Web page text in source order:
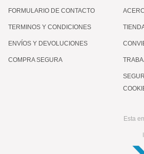
FORMULARIO DE CONTACTO
TERMINOS Y CONDICIONES
ENVÍOS Y DEVOLUCIONES
COMPRA SEGURA
Esta